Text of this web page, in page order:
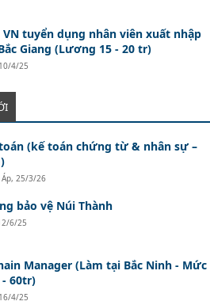
tuyển dụng nhân viên xuất nhập
Giang (Lương 15 - 20 tr)
10/4/25
(kế toán chứng từ & nhân sự –
, 25/3/26
bảo vệ Núi Thành
6/25
Manager (Làm tại Bắc Ninh - Mức
60tr)
16/4/25